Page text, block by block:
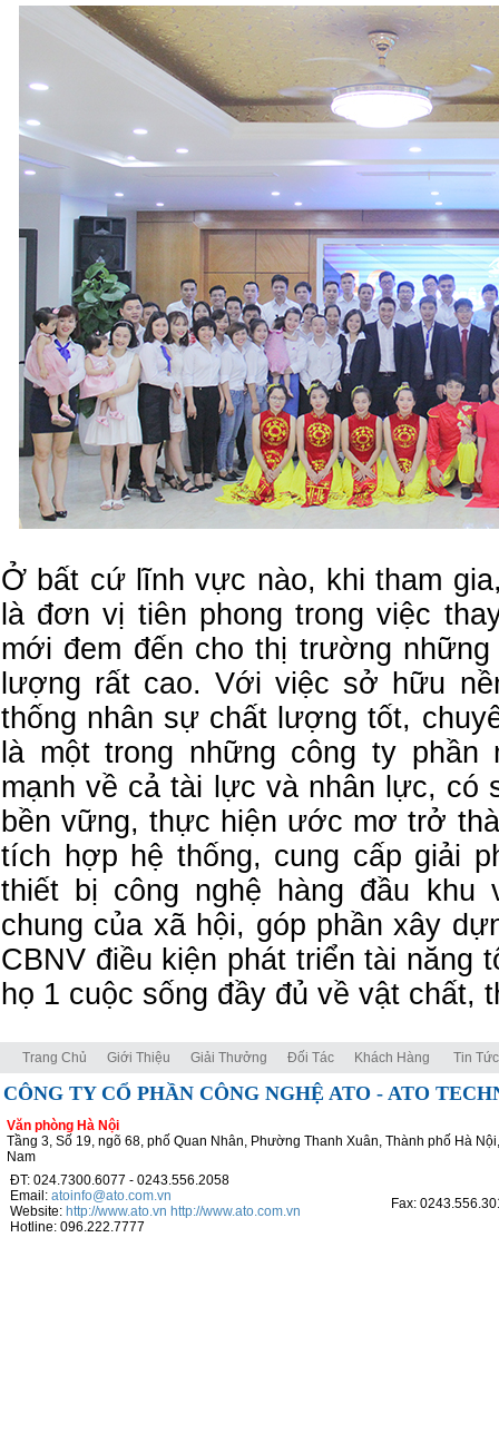
Ở bất cứ lĩnh vực nào, khi tham
là đơn vị tiên phong trong việc
mới đem đến cho thị trường
lượng rất cao. Với việc sở hữu
thống nhân sự chất lượng tốt,
là một trong những công ty
mạnh về cả tài lực và nhân lực, có
bền vững, thực hiện ước mơ trở
tích hợp hệ thống, cung cấp giải
thiết bị công nghệ hàng đầu khu
chung của xã hội, góp phần xây
CBNV điều kiện phát triển tài năng
họ 1 cuộc sống đầy đủ về vật chất,
Trang Chủ Giới Thiệu Giải Thưởng Đối Tác Khách Hàng Tin Tức
CÔNG TY CỔ PHẦN CÔNG NGHỆ ATO - ATO
Văn phòng Hà Nội
Tầng 3, Số 19, ngõ 68, phố Quan Nhân, Phường Thanh Xuân, Thành phố Hà
Nam
ĐT: 024.7300.6077 - 0243.556.2058
Email: atoinfo@ato.com.vn
Website: http://www.ato.vn http://www.ato.com.vn
Hotline: 096.222.7777
Fax: